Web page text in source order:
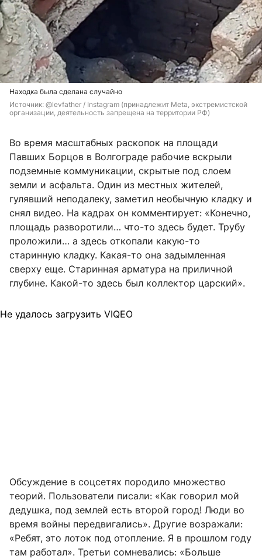
Находка была сделана случайно
Источник: @levfather / Instagram (принадлежит Meta, экстремистской
организации, деятельность запрещена на территории РФ)
Во время масштабных раскопок на площади
Павших Борцов в Волгограде рабочие вскрыли
подземные коммуникации, скрытые под слоем
земли и асфальта. Один из местных жителей,
гулявший неподалеку, заметил необычную кладку и
снял видео. На кадрах он комментирует: «Конечно,
площадь разворотили… что-то здесь будет. Трубу
проложили… а здесь откопали какую-то
старинную кладку. Какая-то она задымленная
сверху еще. Старинная арматура на приличной
глубине. Какой-то здесь был коллектор царский».
Не удалось загрузить VIQEO
Обсуждение в соцсетях породило множество
теорий. Пользователи писали: «Как говорил мой
дедушка, под землей есть второй город! Люди во
время войны передвигались». Другие возражали:
«Ребят, это лоток под отопление. Я в прошлом году
там работал». Третьи сомневались: «Больше